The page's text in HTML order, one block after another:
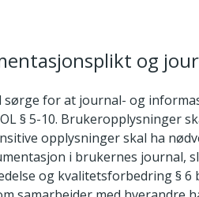
og
sørge for at journal- og
§ 5-10. Brukeropplysninger
opplysninger skal ha
i brukernes journal,
og kvalitetsforbedring § 6